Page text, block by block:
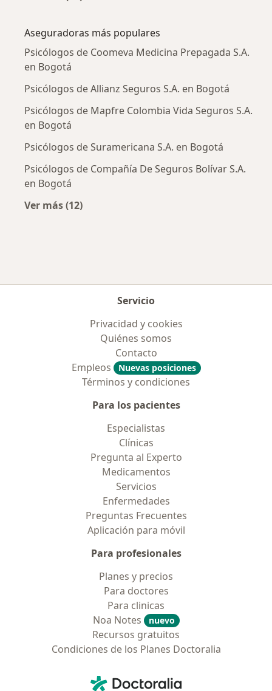
Aseguradoras más populares
Psicólogos de Coomeva Medicina Prepagada S.A.
en Bogotá
Psicólogos de Allianz Seguros S.A. en Bogotá
Psicólogos de Mapfre Colombia Vida Seguros S.A.
en Bogotá
Psicólogos de Suramericana S.A. en Bogotá
Psicólogos de Compañía De Seguros Bolívar S.A.
en Bogotá
Ver más (12)
Servicio
Privacidad y cookies
Quiénes somos
Contacto
Empleos
Nuevas posiciones
Términos y condiciones
Para los pacientes
Especialistas
Clínicas
Pregunta al Experto
Medicamentos
Servicios
Enfermedades
Preguntas Frecuentes
Aplicación para móvil
Para profesionales
Planes y precios
Para doctores
Para clinicas
Noa Notes
nuevo
Recursos gratuitos
Condiciones de los Planes Doctoralia
Doctoralia - Página de inicio